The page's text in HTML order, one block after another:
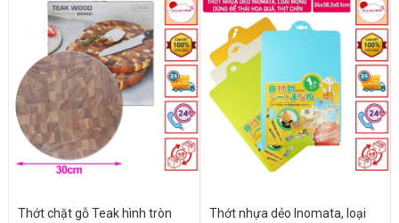
Thớt chặt gỗ Teak hình tròn
Thớt nhựa dẻo Inomata, loại